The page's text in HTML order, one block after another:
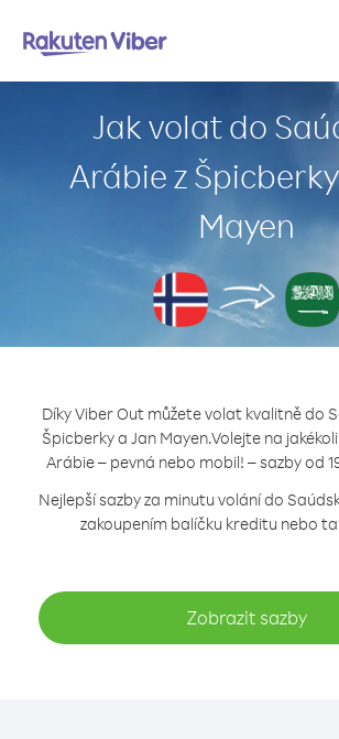
Jak volat do
Arábie z
Mayen
Díky Viber Out můžete volat kvalitně do
Špicberky a Jan Mayen.Volejte na
Arábie – pevná nebo mobil! – sazby od
Nejlepší sazby za minutu volání do
zakoupením balíčku kreditu nebo
Zobrazit sazby